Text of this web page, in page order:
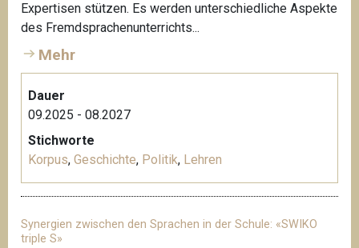
Expertisen stützen. Es werden unterschiedliche Aspekte
des Fremdsprachenunterrichts...
Mehr
Dauer
09.2025 - 08.2027
Stichworte
Korpus, Geschichte, Politik, Lehren
Synergien zwischen den Sprachen in der Schule: «SWIKO
triple S»